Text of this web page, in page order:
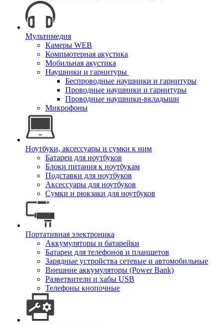
Мультимедия
Камеры WEB
Компьютерная акустика
Мобильная акустика
Наушники и гарнитуры
Беспроводные наушники и гарнитуры
Проводные наушники и гарнитуры
Проводные наушники-вкладыши
Микрофоны
Ноутбуки, аксессуары и сумки к ним
Батареи для ноутбуков
Блоки питания к ноутбукам
Подставки для ноутбуков
Аксессуары для ноутбуков
Сумки и рюкзаки для ноутбуков
Портативная электроника
Аккумуляторы и батарейки
Батареи для телефонов и планшетов
Зарядные устройства сетевые и автомобильные
Внешние аккумуляторы (Power Bank)
Разветвители и хабы USB
Телефоны кнопочные